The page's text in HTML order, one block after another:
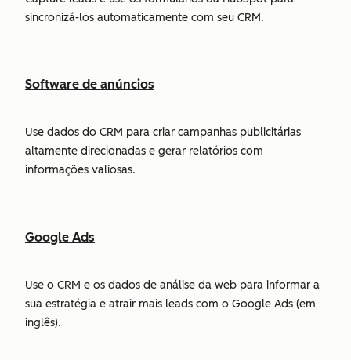
sincronizá-los automaticamente com seu CRM.
Software de anúncios
Use dados do CRM para criar campanhas publicitárias
altamente direcionadas e gerar relatórios com
informações valiosas.
Google Ads
Use o CRM e os dados de análise da web para informar a
sua estratégia e atrair mais leads com o Google Ads (em
inglês).